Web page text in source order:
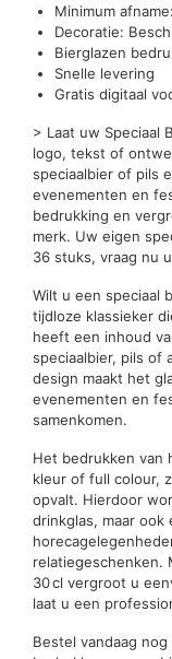
Minimum
Decoratie:
Bierglazen
Snelle levering
Gratis digitaal
> Laat uw Speciaal
logo, tekst of
speciaalbier of pils
evenementen en
bedrukking en
merk. Uw eigen
36 stuks, vraag nu
Wilt u een speciaal
tijdloze klassieker
heeft een inhoud
speciaalbier, pils of
design maakt het
evenementen en
samenkomen.
Het bedrukken van
kleur of full colour,
opvalt. Hierdoor
drinkglas, maar
relatiegeschenken.
30 cl vergroot u
laat u een
Bestel vandaag